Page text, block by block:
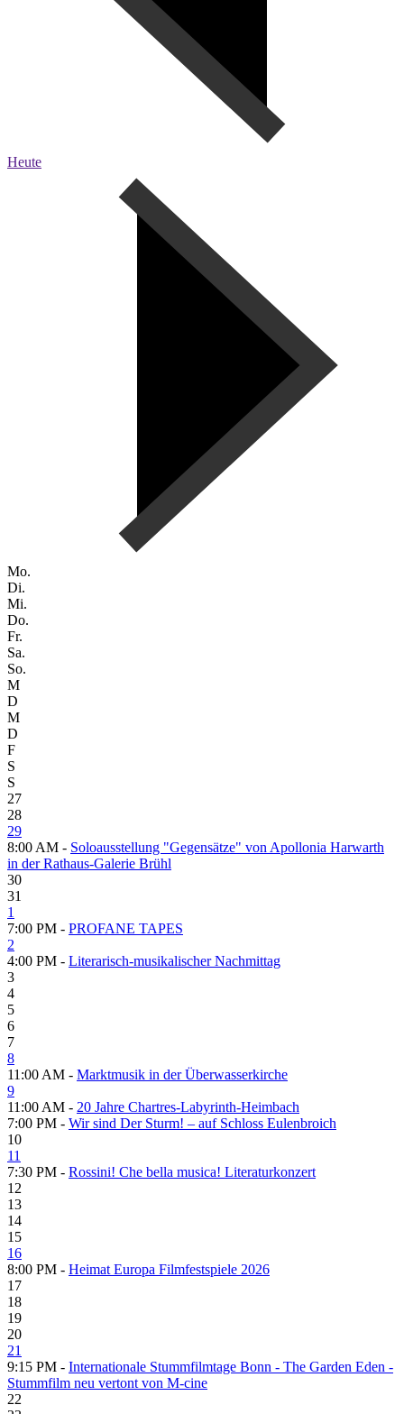
Heute
Mo.
Di.
Mi.
Do.
Fr.
Sa.
So.
M
D
M
D
F
S
S
27
28
29
8:00 AM - Soloausstellung "Gegensätze" von Apollonia Harwarth
in der Rathaus-Galerie Brühl
30
31
1
7:00 PM - PROFANE TAPES
2
4:00 PM - Literarisch-musikalischer Nachmittag
3
4
5
6
7
8
11:00 AM - Marktmusik in der Überwasserkirche
9
11:00 AM - 20 Jahre Chartres-Labyrinth-Heimbach
7:00 PM - Wir sind Der Sturm! – auf Schloss Eulenbroich
10
11
7:30 PM - Rossini! Che bella musica! Literaturkonzert
12
13
14
15
16
8:00 PM - Heimat Europa Filmfestspiele 2026
17
18
19
20
21
9:15 PM - Internationale Stummfilmtage Bonn - The Garden Eden -
Stummfilm neu vertont von M-cine
22